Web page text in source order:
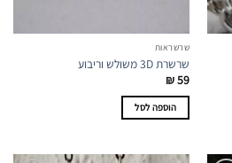
שרשראות
שרשרת 3D משולש וריבוע
₪59
הוספה לסל